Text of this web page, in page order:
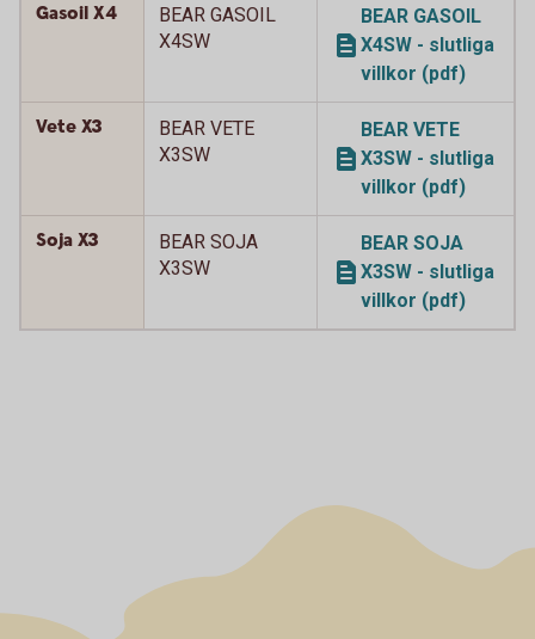
Gasoil X4
BEAR GASOIL
X4SW
BEAR GASOIL
X4SW - slutliga
villkor (pdf)
Vete X3
BEAR VETE
X3SW
BEAR VETE
X3SW - slutliga
villkor (pdf)
Soja X3
BEAR SOJA
X3SW
BEAR SOJA
X3SW - slutliga
villkor (pdf)